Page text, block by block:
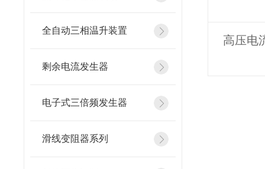
全自动三相温升装置
剩余电流发生器
电子式三倍频发生器
滑线变阻器系列
高压电